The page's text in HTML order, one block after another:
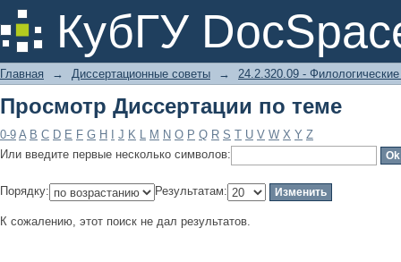
КубГУ
Просмотр Диссертации по теме
Главная → Диссертационные советы → 24.2.320.09 - Филологические
Просмотр Диссертации по теме
0-9 A B C D E F G H J K L M N O P Q R S T U V W X Y Z
Или введите первые несколько символов:
Порядку: Результатам:
К сожалению, этот поиск не дал результатов.